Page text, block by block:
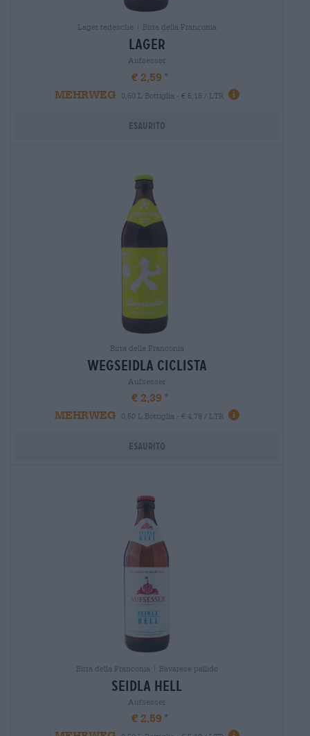
Lager tedesche | Birra della Franconia
lager
Aufsesser
€ 2,59
MEHRWEG
0,50 L Bottiglia - € 5,18 / LTR
Esaurito
Birra della Franconia
wegseidla Ciclista
Aufsesser
€ 2,39
MEHRWEG
0,50 L Bottiglia - € 4,78 / LTR
Esaurito
Birra della Franconia | Bavarese pallido
seidla hell
Aufsesser
€ 2,59